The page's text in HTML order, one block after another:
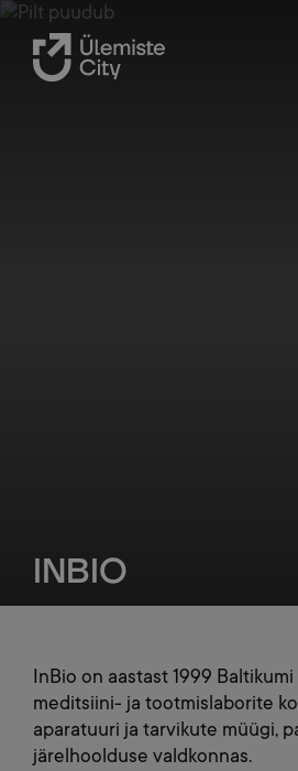
INBIO
InBio on aastast 1999
meditsiini- ja tootmislaborite
aparatuuri ja tarvikute müügi,
järelhoolduse valdkonnas.